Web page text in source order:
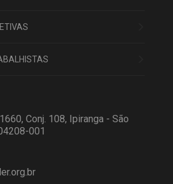
Conj. 108, Ipiranga - São
001